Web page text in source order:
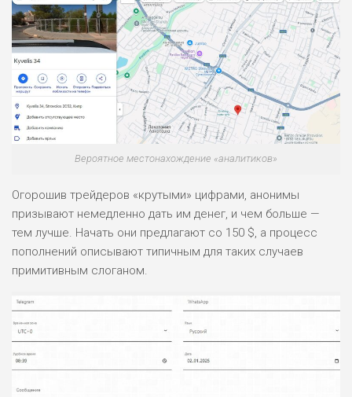
ПОДОЙДЕТ
ВСЕМ
2
ДОХОД: НИЗКИЙ
БЮДЖЕТ: НИЗКИЙ
ОБЗОР
ПОДОЙДЕТ
ВСЕМ
ДОХОД: СРЕДНИЙ
БЮДЖЕТ: НИЗКИЙ
ОБЗОР
Вероятное местонахождение «аналитиков»
Огорошив трейдеров «крутыми» цифрами, анонимы
призывают немедленно дать им денег, и чем больше —
тем лучше. Начать они предлагают со 150 $, а процесс
пополнений описывают типичным для таких случаев
примитивным слоганом.